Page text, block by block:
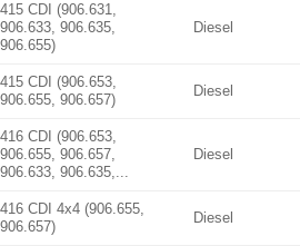
415 CDI (906.631,
906.633, 906.635,
906.655)
Diesel
415 CDI (906.653,
906.655, 906.657)
Diesel
416 CDI (906.653,
906.655, 906.657,
906.633, 906.635,...
Diesel
416 CDI 4x4 (906.655,
906.657)
Diesel